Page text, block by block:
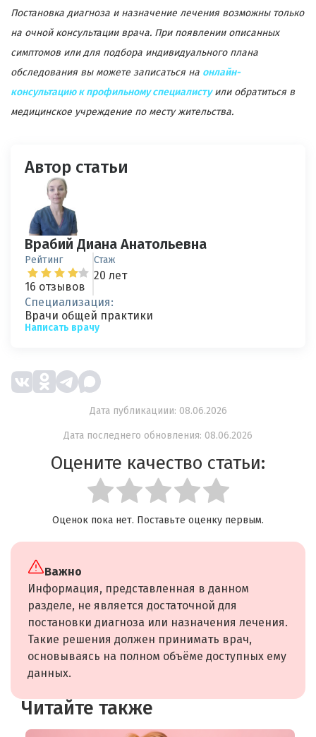
Постановка диагноза и назначение лечения возможны только
на очной консультации врача. При появлении описанных
симптомов или для подбора индивидуального плана
обследования вы можете записаться на онлайн-
консультацию к профильному специалистуили обратиться в
медицинское учреждение по месту жительства.
Автор статьи
Врабий Диана Анатольевна
Рейтинг
16 отзывов
Стаж
20 лет
Специализация:
Врачи общей практики
Написать врачу
Дата публикациии: 08.06.2026
Дата последнего обновления: 08.06.2026
Оцените качество статьи:
Оценок пока нет. Поставьте оценку первым.
Важно
Информация, представленная в данном
разделе, не является достаточной для
постановки диагноза или назначения лечения.
Такие решения должен принимать врач,
основываясь на полном объёме доступных ему
данных.
Читайте также